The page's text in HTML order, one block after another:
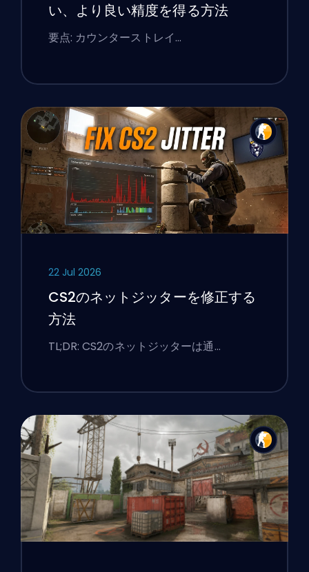
い、より良い精度を得る方法
要点: カウンターストレイ…
22 Jul 2026
CS2のネットジッターを修正する
方法
TL;DR: CS2のネットジッターは通…